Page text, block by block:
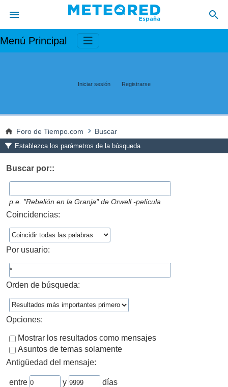
Menú Principal
Iniciar sesión Registrarse
Foro de Tiempo.com Buscar
Establezca los parámetros de la búsqueda
Buscar por::
p.e. "Rebelión en la Granja" de Orwell -película
Coincidencias:
Por usuario:
Orden de búsqueda:
Opciones:
Mostrar los resultados como mensajes
Asuntos de temas solamente
Antigüedad del mensaje:
entre y
días